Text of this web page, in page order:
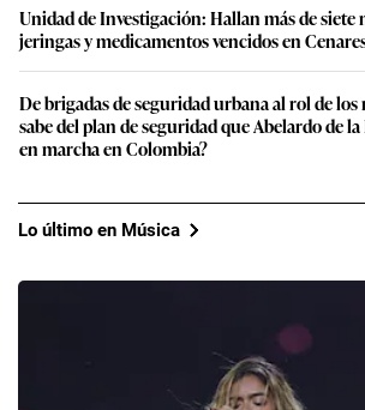
Unidad de Investigación: Hallan más de siete
jeringas y medicamentos vencidos en
De brigadas de seguridad urbana al rol de los
sabe del plan de seguridad que Abelardo de
en marcha en Colombia?
Lo último en Música